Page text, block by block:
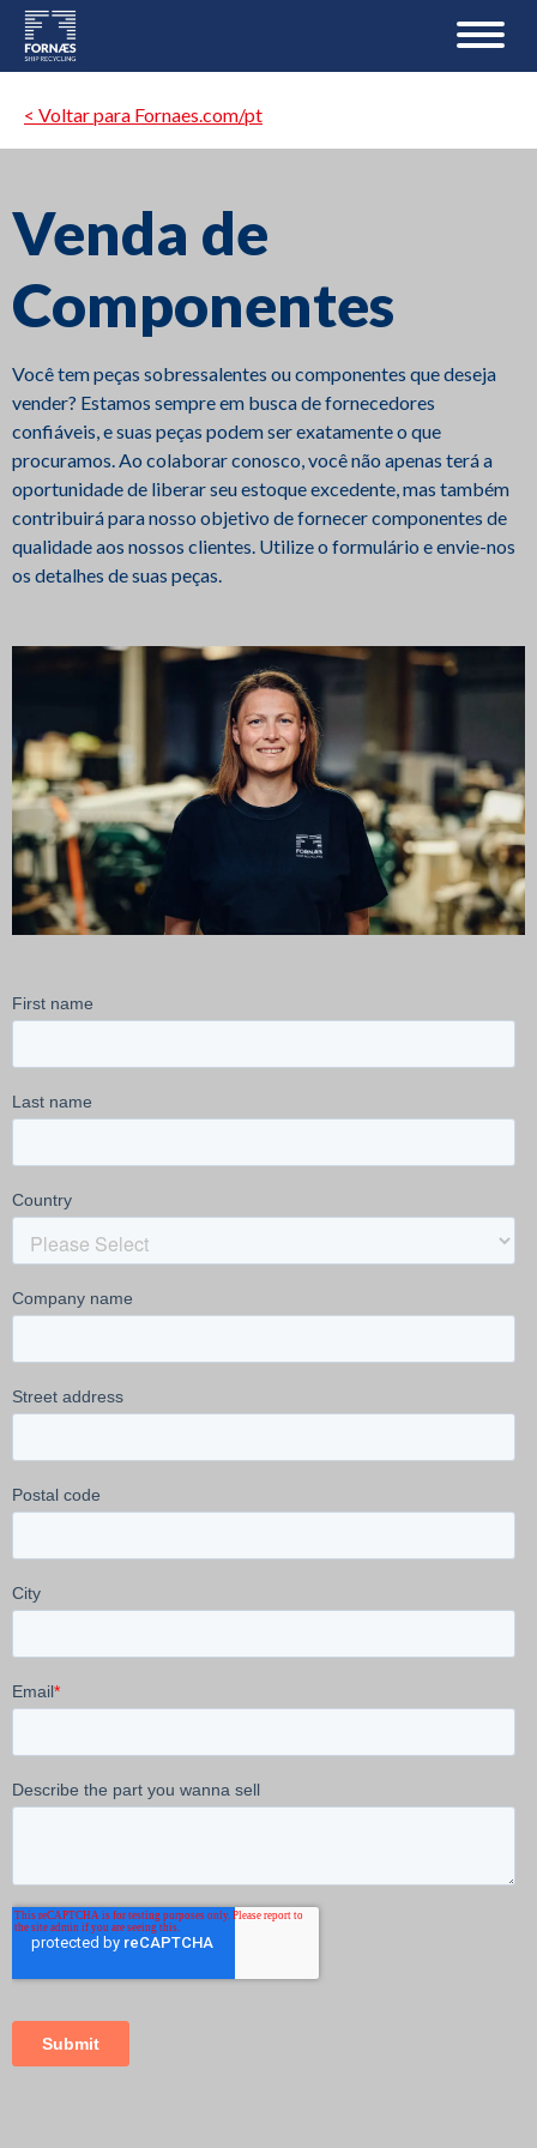
< Voltar para Fornaes.com/pt
Venda de
Componentes
Você tem peças sobressalentes ou componentes que deseja
vender? Estamos sempre em busca de fornecedores
confiáveis, e suas peças podem ser exatamente o que
procuramos. Ao colaborar conosco, você não apenas terá a
oportunidade de liberar seu estoque excedente, mas também
contribuirá para nosso objetivo de fornecer componentes de
qualidade aos nossos clientes. Utilize o formulário e envie-nos
os detalhes de suas peças.